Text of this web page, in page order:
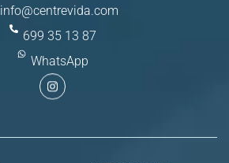
info@centrevida.com
699 35 13 87
WhatsApp